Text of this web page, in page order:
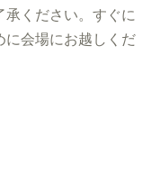
ください。すぐに
に会場にお越しくだ